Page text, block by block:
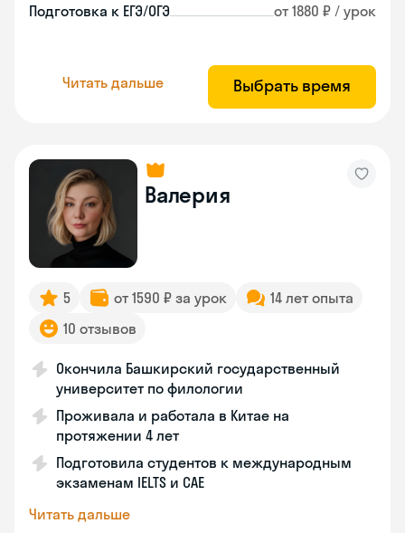
Подготовка к ЕГЭ/ОГЭ от 1880 ₽ / урок
Читать дальше Выбрать время
Валерия
5 от 1590 ₽ за урок
14 лет опыта
10 отзывов
Окончила Башкирский государственный
университет по филологии
Проживала и работала в Китае на
протяжении 4 лет
Подготовила студентов к международным
экзаменам IELTS и CAE
Читать дальше